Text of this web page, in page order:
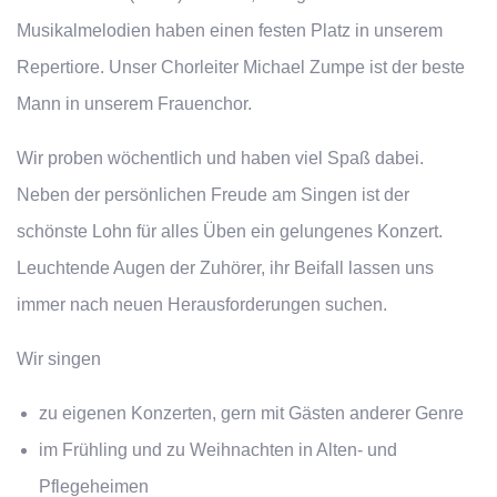
Musikalmelodien haben einen festen Platz in unserem
Repertiore. Unser Chorleiter Michael Zumpe ist der beste
Mann in unserem Frauenchor.
Wir proben wöchentlich und haben viel Spaß dabei.
Neben der persönlichen Freude am Singen ist der
schönste Lohn für alles Üben ein gelungenes Konzert.
Leuchtende Augen der Zuhörer, ihr Beifall lassen uns
immer nach neuen Herausforderungen suchen.
Wir singen
zu eigenen Konzerten, gern mit Gästen anderer Genre
im Frühling und zu Weihnachten in Alten- und
Pflegeheimen